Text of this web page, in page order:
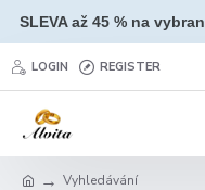
SLEVA až 45 % na
LOGIN REGISTER
Vyhledávání